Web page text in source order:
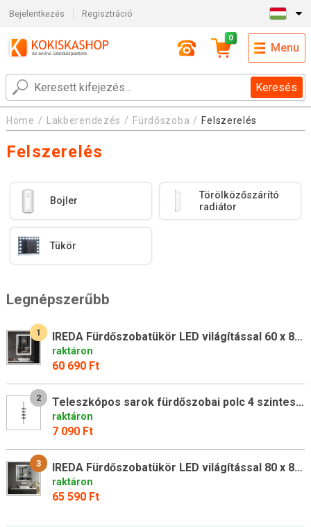
Bejelentkezés Regisztráció
Keresés
0
Menu
Home Lakberendezés Fürdőszoba Felszerelés
Felszerelés
Bojler
Törölközőszárító
radiátor
Tükör
Legnépszerűbb
1 IREDA Fürdőszobatükör LED világítással 60 x 80 cm
raktáron
60 690 Ft
2 Teleszkópos sarok fürdőszobai polc 4 szintes fekete
raktáron
7 090 Ft
3 IREDA Fürdőszobatükör LED világítással 80 x 80 cm
raktáron
65 590 Ft